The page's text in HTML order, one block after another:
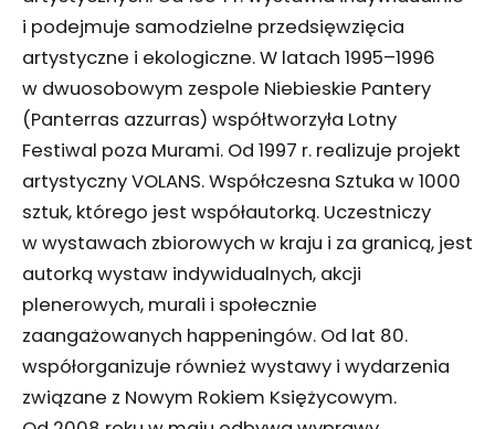
i podejmuje samodzielne przedsięwzięcia
artystyczne i ekologiczne. W latach 1995–1996
w dwuosobowym zespole Niebieskie Pantery
(Panterras azzurras) współtworzyła Lotny
Festiwal poza Murami. Od 1997 r. realizuje projekt
artystyczny VOLANS. Współczesna Sztuka w 1000
sztuk, którego jest współautorką. Uczestniczy
w wystawach zbiorowych w kraju i za granicą, jest
autorką wystaw indywidualnych, akcji
plenerowych, murali i społecznie
zaangażowanych happeningów. Od lat 80.
współorganizuje również wystawy i wydarzenia
związane z Nowym Rokiem Księżycowym.